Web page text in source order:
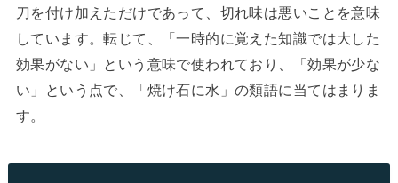
刀を付け加えただけであって、切れ味は悪いことを意味
しています。転じて、「一時的に覚えた知識では大した
効果がない」という意味で使われており、「効果が少な
い」という点で、「焼け石に水」の類語に当てはまりま
す。